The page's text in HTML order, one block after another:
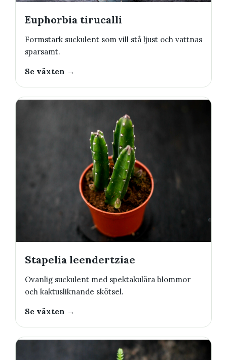
Euphorbia tirucalli
Formstark suckulent som vill stå ljust och vattnas
sparsamt.
Se växten →
Stapelia leendertziae
Ovanlig suckulent med spektakulära blommor
och kaktusliknande skötsel.
Se växten →